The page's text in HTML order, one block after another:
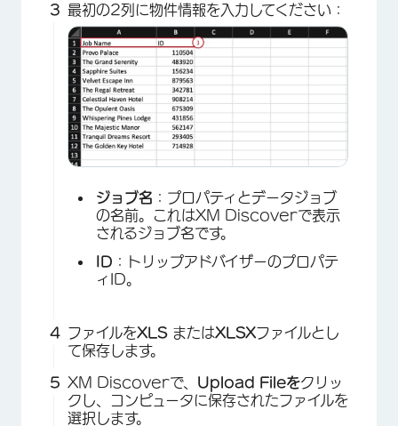
最初の2列に物件情報を入力してください：
ジョブ名 ：プロパティとデータジョブ
の名前。これはXM Discoverで表示
されるジョブ名です。
ID ：トリップアドバイザーのプロパテ
ィID。
ファイルをXLS またはXLSXファイルとし
て保存します。
XM Discoverで、 Upload Fileをクリッ
クし、コンピュータに保存されたファイルを
選択します。